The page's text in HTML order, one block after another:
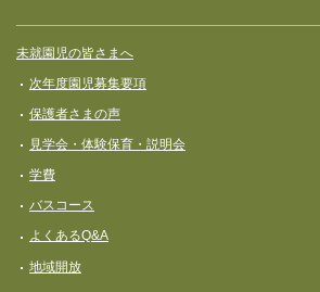
未就園児の皆さまへ
次年度園児募集要項
保護者さまの声
見学会・体験保育・説明会
学費
バスコース
よくあるQ&A
地域開放